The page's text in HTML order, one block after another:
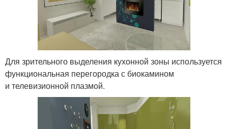
Для зрительного выделения кухонной зоны используется
функциональная перегородка с биокамином
и телевизионной плазмой.